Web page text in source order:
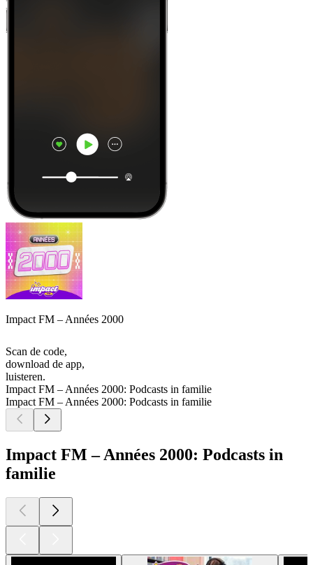
Impact FM – Années 2000
Scan de code,
download de app,
luisteren.
Impact FM – Années 2000: Podcasts in familie
Impact FM – Années 2000: Podcasts in familie
Impact FM – Années 2000: Podcasts in
familie